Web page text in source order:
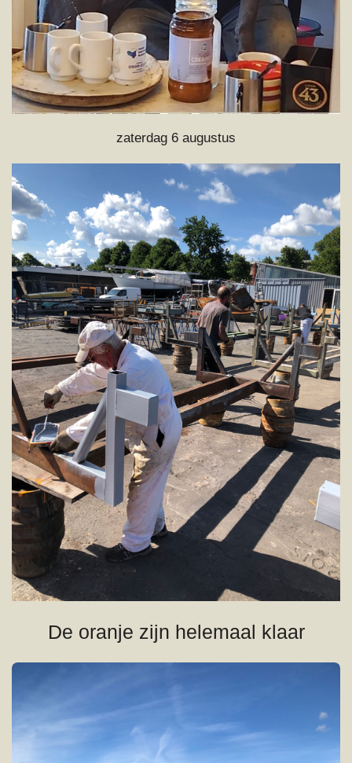
zaterdag 6 augustus
De oranje zijn helemaal klaar